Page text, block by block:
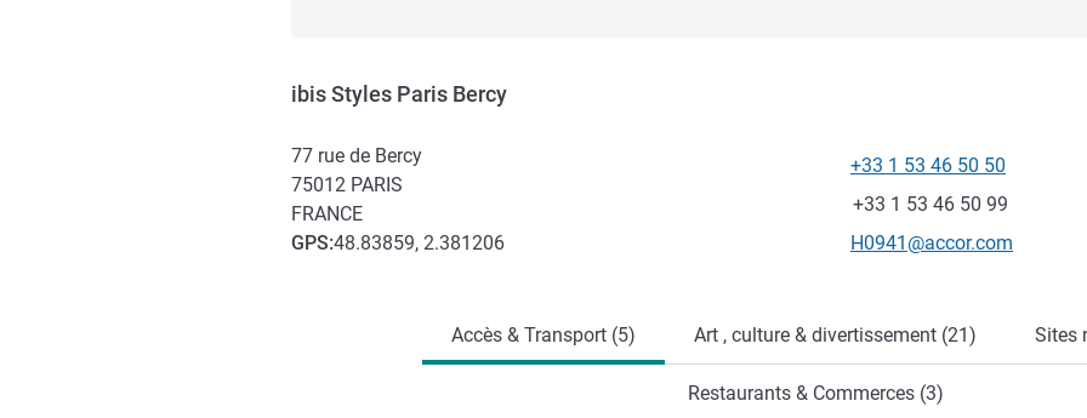
ibis Styles Paris Bercy
77 rue de Bercy
75012 PARIS
FRANCE
GPS:48.83859, 2.381206
Téléphone
+33 1 53 46 50 50
Fax
+33 1 53 46 50 99
Email de contact
H0941@accor.com
Accès & Transport (5) Art , culture & divertissement (21) Sites
Restaurants & Commerces (3)